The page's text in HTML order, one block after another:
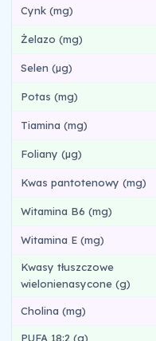
Cynk (mg)
Żelazo (mg)
Selen (µg)
Potas (mg)
Tiamina (mg)
Foliany (µg)
Kwas pantotenowy (mg)
Witamina B6 (mg)
Witamina E (mg)
Kwasy tłuszczowe
wielonienasycone (g)
Cholina (mg)
PUFA 18:2 (g)